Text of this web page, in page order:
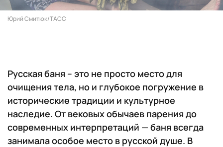
Юрий Смитюк/ТАСС
Русская баня – это не просто место для
очищения тела, но и глубокое погружение в
исторические традиции и культурное
наследие. От вековых обычаев парения до
современных интерпретаций — баня всегда
занимала особое место в русской душе. В